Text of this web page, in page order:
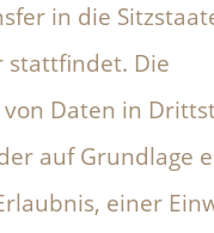
in die
stattfindet. Die
Daten in
auf Grundlage
einer